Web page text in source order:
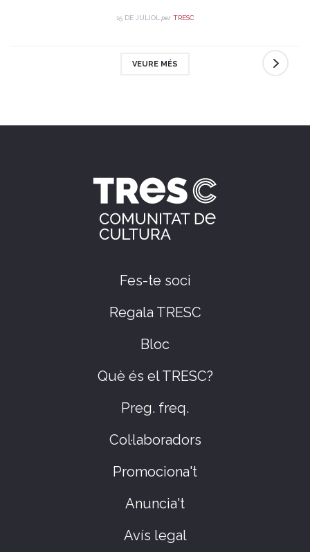
15 DE JULIOL per TRESC
VEURE MÉS
Fes-te soci
Regala TRESC
Bloc
Què és el TRESC?
Preg. freq.
Col·laboradors
Promociona't
Anuncia't
Avís legal